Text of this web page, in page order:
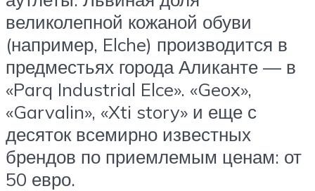
великолепной кожаной обуви
(например, Elche) производится в
предместьях города Аликанте — в
«Parq Industrial Elce». «Geox»,
«Garvalin», «Xti story» и еще с
десяток всемирно известных
брендов по приемлемым ценам: от
50 евро.